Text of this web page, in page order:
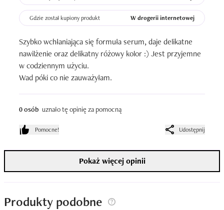
Gdzie został kupiony produkt W drogerii internetowej
Szybko wchłaniająca się formuła serum, daje delikatne
nawilżenie oraz delikatny różowy kolor :) Jest przyjemne
w codziennym użyciu.
Wad póki co nie zauważyłam.
0 osób uznało tę opinię za pomocną
Pomocne! Udostępnij
Pokaż więcej opinii
Produkty podobne